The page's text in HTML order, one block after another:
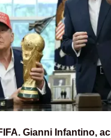
Gianni Infantino,